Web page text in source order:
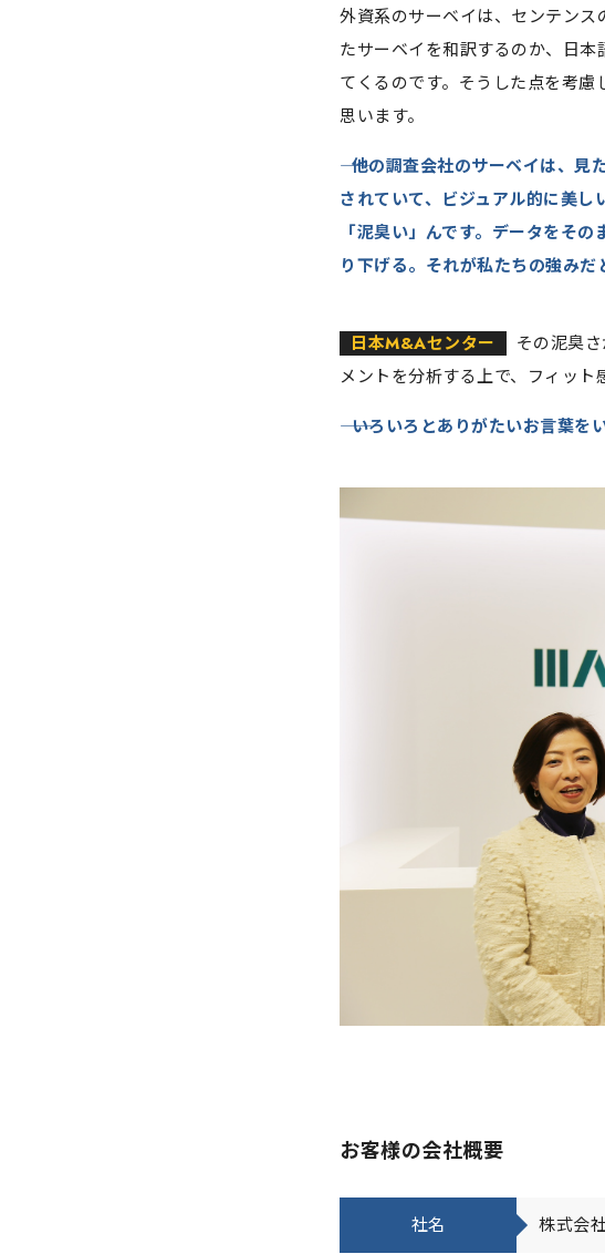
外資系のサーベイは、センテン
たサーベイを和訳するのか、日
てくるのです。そうした点を考
思います。
他の調査会社のサーベイは、見
されていて、ビジュアル的に美
「泥臭い」んです。データをそ
り下げる。それが私たちの強みだ
日本M&Aセンター
その泥臭
メントを分析する上で、フィット
いろいろとありがたいお言葉を
お客様の会社概要
社名 株式会